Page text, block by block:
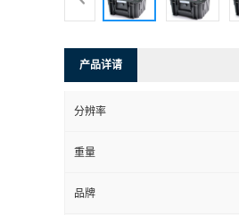
产品详请
分辨率
重量
品牌